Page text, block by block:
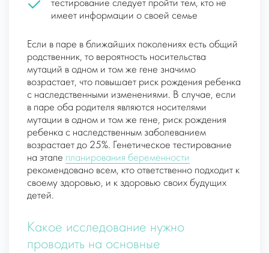
тестирование следует пройти тем, кто не
имеет информации о своей семье
Если в паре в ближайших поколениях есть общий
родственник, то вероятность носительства
мутаций в одном и том же гене значимо
возрастает, что повышает риск рождения ребенка
с наследственными изменениями. В случае, если
в паре оба родителя являются носителями
мутации в одном и том же гене, риск рождения
ребенка с наследственным заболеванием
возрастает до 25%. Генетическое тестирование
на этапе планирования беременности
рекомендовано всем, кто ответственно подходит к
своему здоровью, и к здоровью своих будущих
детей.
Какое исследование нужно
проводить на основные